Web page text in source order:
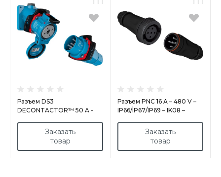
Разъем DS3
DECONTACTOR™ 50 A -
ПОЛИУРЕТАНЗаказать
товар
Разъем PNC 16 A – 480 V –
IP66/IP67/IP69 – IK08 –
Заказать
товар